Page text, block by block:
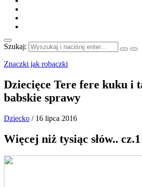
Szukaj:
Znaczki jak robaczki
Dziecięce Tere fere kuku i
babskie sprawy
Dziecko / 16 lipca 2016
Więcej niż tysiąc słów.. cz.1